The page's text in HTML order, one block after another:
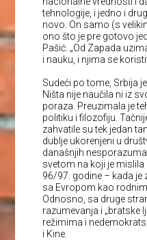
tehnologije, i jedno i
novo. On samo (s
ono što je pre gotovo
Pašić: „Od Zapada
i nauku, i njima se
Sudeći po tome, Srbija
Ništa nije naučila ni iz
poraza. Preuzimala je
politiku i filozofiju.
zahvatile su tek jedan
dublje ukorenjeni u
današnjih
svetom na koji je mislila
96/97. godine – kada je
sa Evropom kao
Odnosno, sa druge
razumevanja i „bratske
režimima i
i Kine.